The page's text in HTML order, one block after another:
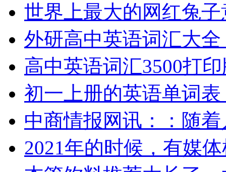
世界上最大的网红兔
外研高中英语词汇大
高中英语词汇3500打
初一上册的英语单词
中商情报网讯：：随
2021年的时候，有媒